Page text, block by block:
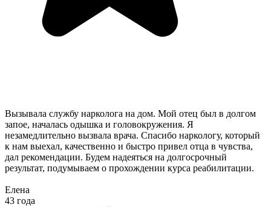
Вызывала службу нарколога на дом. Мой отец был в долгом
запое, началась одышка и головокружения. Я
незамедлительно вызвала врача. Спасибо наркологу, который
к нам выехал, качественно и быстро привел отца в чувства,
дал рекомендации. Будем надеяться на долгосрочный
результат, подумываем о прохождении курса реабилитации.
Елена
43 года